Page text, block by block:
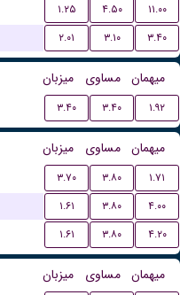
۱.۲۵ ۴.۵۰
۱۱.۰۰
۲.۰۱ ۳.۱۰ ۳.۴۰
میزبان مساوی میهمان
۳.۴۰ ۳.۴۰ ۱.۹۲
میزبان مساوی میهمان
۳.۷۰ ۳.۸۰
۱.۷۱
۱.۶۱ ۳.۸۰
۴.۰۰
۱.۶۱ ۳.۸۰ ۴.۲۰
میزبان مساوی میهمان